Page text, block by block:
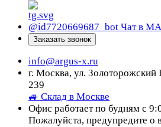
@id7720669687_bot Чат в
Заказать звонок
info@argus-x.ru
г. Москва, ул. Золоторожский
239
🚙 Склад в Москве
Офис работает по будням с
Пожалуйста, предупредите о